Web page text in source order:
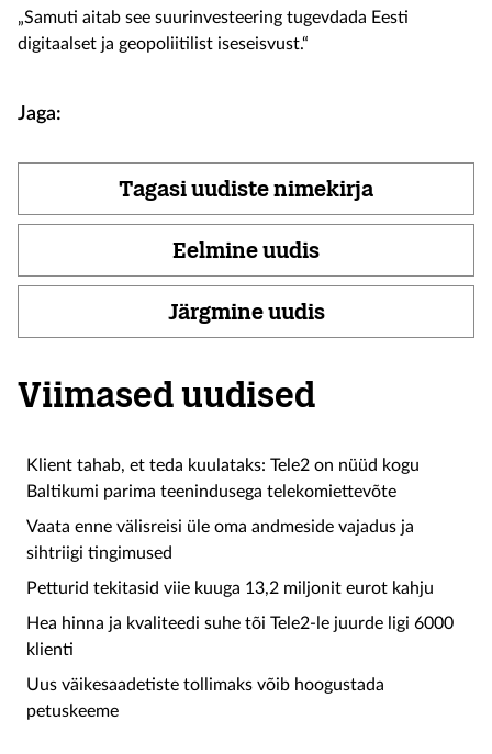
„Samuti aitab see suurinvesteering tugevdada Eesti
digitaalset ja geopoliitilist iseseisvust.“
Jaga:
Tagasi uudiste nimekirja
Eelmine uudis
Järgmine uudis
Viimased uudised
Klient tahab, et teda kuulataks: Tele2 on nüüd kogu
Baltikumi parima teenindusega telekomiettevõte
Vaata enne välisreisi üle oma andmeside vajadus ja
sihtriigi tingimused
Petturid tekitasid viie kuuga 13,2 miljonit eurot kahju
Hea hinna ja kvaliteedi suhe tõi Tele2-le juurde ligi 6000
klienti
Uus väikesaadetiste tollimaks võib hoogustada
petuskeeme